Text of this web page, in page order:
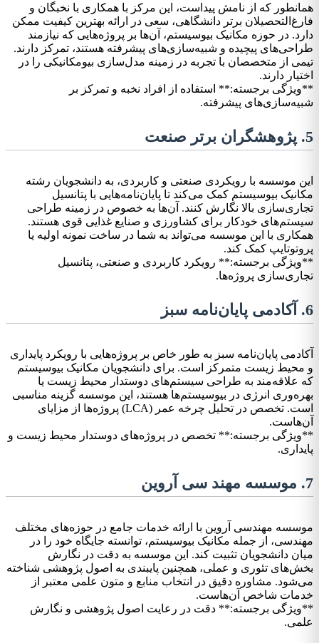
همانطور که از نامش پیداست، این مرکز با همکاری با نخبگان و
فارغ‌التحصیلان برتر دانشگاهی، سعی در ارائه بهترین کیفیت ممکن
دارد. در حوزه مکانیک بیوسیستم، آن‌ها بر پروژه‌هایی که نیازمند
طراحی‌های پیچیده و شبیه‌سازی‌های پیشرفته هستند، تمرکز دارند.
تیمی از متخصصان با تجربه در زمینه مدل‌سازی بیومکانیکی را در
اختیار دارند.
**ویژگی برجسته:** استفاده از افراد نخبه و تمرکز بر
شبیه‌سازی‌های پیشرفته.
5. پژوهشگران برتر صنعت
این موسسه با رویکردی صنعتی و کاربردی، به دانشجویان رشته
مکانیک بیوسیستم کمک می‌کند تا پایان‌نامه‌هایی با پتانسیل
تجاری‌سازی بالا نگارش کنند. آن‌ها به خصوص در زمینه طراحی
سیستم‌های خودکار برای کشاورزی و صنایع غذایی قوی هستند.
همکاری با این موسسه می‌تواند به شما در ساخت نمونه اولیه یا
پروتوتایپ کمک کند.
**ویژگی برجسته:** رویکرد کاربردی و صنعتی، پتانسیل
تجاری‌سازی پروژه‌ها.
6. آکادمی پایان‌نامه سبز
آکادمی پایان‌نامه سبز به طور خاص بر پروژه‌هایی با رویکرد پایداری
و محیط زیست متمرکز است. برای دانشجویان مکانیک بیوسیستم
که علاقه‌مند به طراحی سیستم‌های دوستدار محیط زیست یا
بهره‌وری انرژی در بیوسیستم‌ها هستند، این موسسه گزینه مناسبی
است. تخصص در تحلیل چرخه عمر (LCA) پروژه‌ها از مزایای
آن‌هاست.
**ویژگی برجسته:** تخصص در پروژه‌های دوستدار محیط زیست و
پایداری.
7. موسسه مهند سی آروین
موسسه مهندسی آروین با ارائه خدمات جامع در حوزه‌های مختلف
مهندسی، از جمله مکانیک بیوسیستم، توانسته جایگاه خود را در
میان دانشجویان تثبیت کند. این موسسه به دقت در نگارش
بخش‌های تئوری و عملی، همچنین پایبندی به اصول پژوهشی شناخته
می‌شود. مشاوره دقیق در انتخاب منابع و متون علمی معتبر از
خدمات شاخص آن‌هاست.
**ویژگی برجسته:** دقت در رعایت اصول پژوهشی و نگارش
علمی.